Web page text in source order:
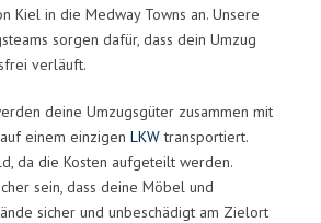
Kiel in die Medway Towns an. Unsere
sorgen dafür, dass dein Umzug
verläuft.
deine Umzugsgüter zusammen mit
einem einzigen LKWtransportiert.
da die Kosten aufgeteilt werden.
sein, dass deine Möbel und
sicher und unbeschädigt am Zielort